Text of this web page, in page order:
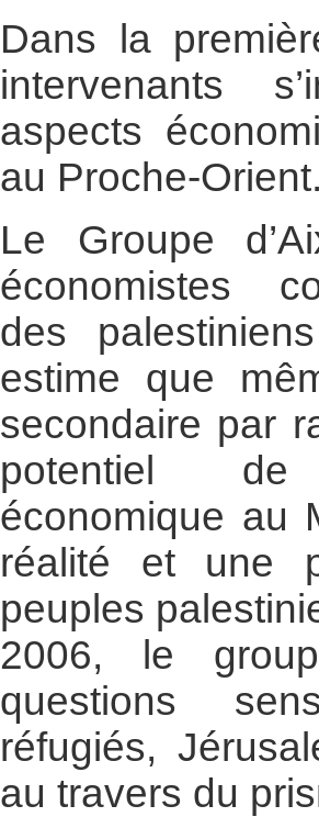
Dans la
intervenants
aspects
au Proche-
Le Groupe
économistes
des
estime que
secondaire par
potentiel
économique au
réalité et une
peuples
2006, le
questions
réfugiés,
au travers du